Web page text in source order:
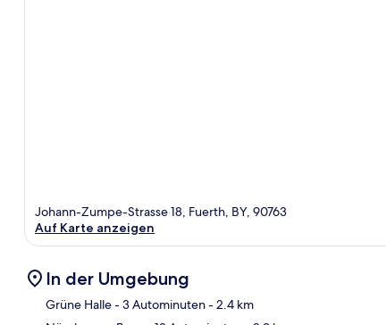
Johann-Zumpe-Strasse 18, Fuerth, BY, 90763
Auf Karte anzeigen
In der Umgebung
Grüne Halle- 3 Autominuten- 2.4 km